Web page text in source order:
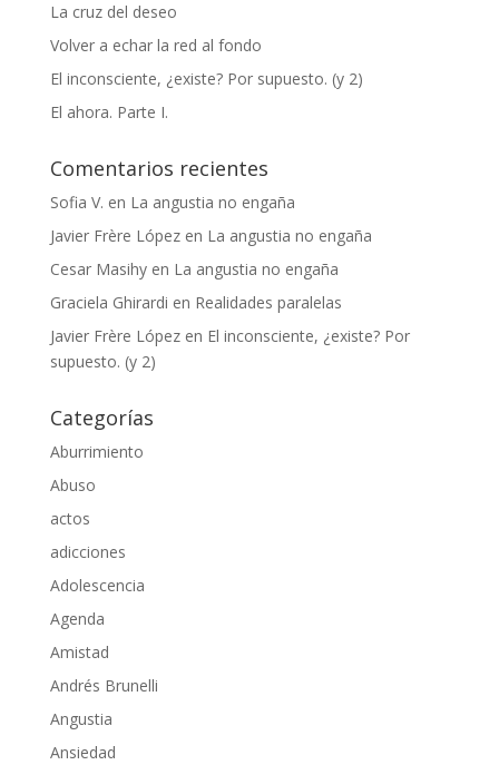
La cruz del deseo
Volver a echar la red al fondo
El inconsciente, ¿existe? Por supuesto. (y 2)
El ahora. Parte I.
Comentarios recientes
Sofia V. en La angustia no engaña
Javier Frère Lópezen La angustia no engaña
Cesar Masihyen La angustia no engaña
Graciela Ghirardi en Realidades paralelas
Javier Frère Lópezen El inconsciente, ¿existe? Por
supuesto. (y 2)
Categorías
Aburrimiento
Abuso
actos
adicciones
Adolescencia
Agenda
Amistad
Andrés Brunelli
Angustia
Ansiedad